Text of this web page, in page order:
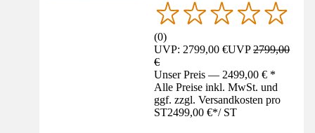
(0)
UVP: 2799,00 €UVP2799,00
€
Unser Preis — 2499,00 € *
Alle Preise inkl. MwSt. und
ggf. zzgl. Versandkosten pro
ST2499,00 €*/ ST